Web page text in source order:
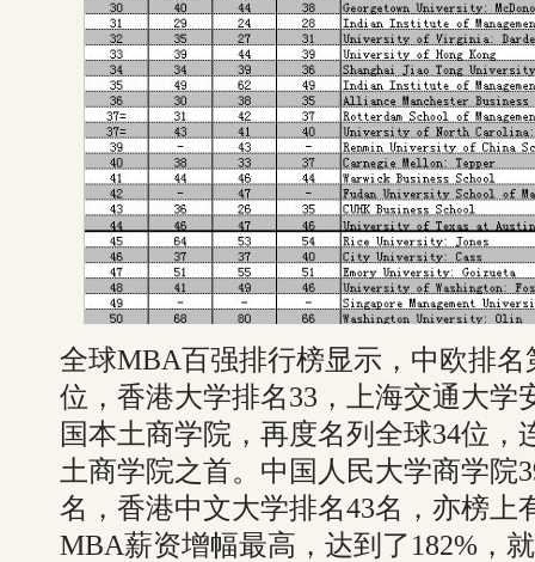
全球MBA百强排行榜显示，中欧排
位，香港大学排名33，上海交通大学
国本土商学院，再度名列全球34位，
土商学院之首。中国人民大学商学院
名，香港中文大学排名43名，亦榜上
MBA薪资增幅最高，达到了182%，